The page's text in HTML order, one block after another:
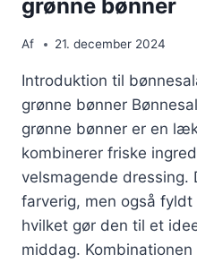
grønne bønner
Af 21. december 2024
Introduktion til
grønne bønner
grønne bønner er en
kombinerer friske
velsmagende dressing.
farverig, men også
hvilket gør den til et
middag.